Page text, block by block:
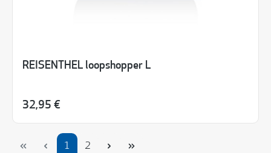
REISENTHEL loopshopper L
32,95 €
Seite
1 Seite
2